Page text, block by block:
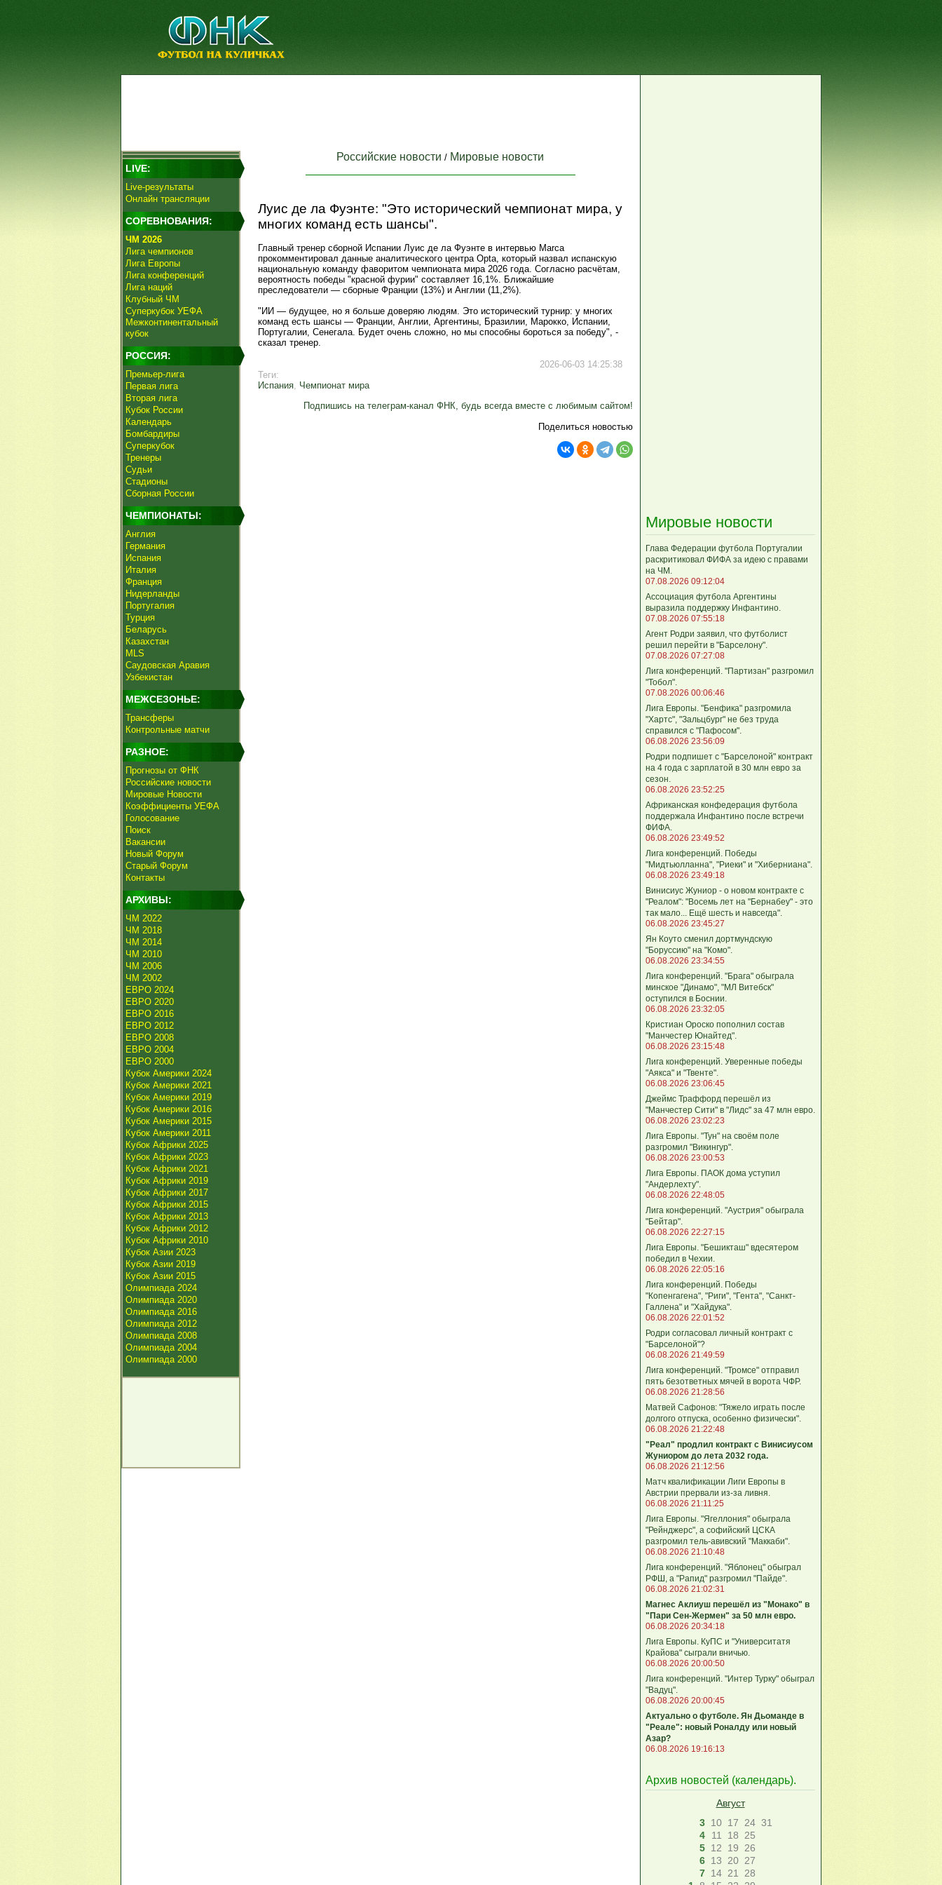
LIVE:
Live-результаты
Онлайн трансляции
СОРЕВНОВАНИЯ:
ЧМ 2026
Лига чемпионов
Лига Европы
Лига конференций
Лига наций
Клубный ЧМ
Суперкубок УЕФА
Межконтинентальный
кубок
РОССИЯ:
Премьер-лига
Первая лига
Вторая лига
Кубок России
Календарь
Бомбардиры
Суперкубок
Тренеры
Судьи
Стадионы
Сборная России
ЧЕМПИОНАТЫ:
Англия
Германия
Испания
Италия
Франция
Нидерланды
Португалия
Турция
Беларусь
Казахстан
MLS
Саудовская Аравия
Узбекистан
МЕЖСЕЗОНЬЕ:
Трансферы
Контрольные матчи
РАЗНОЕ:
Прогнозы от ФНК
Российские новости
Мировые Новости
Коэффициенты УЕФА
Голосование
Поиск
Вакансии
Новый Форум
Старый Форум
Контакты
АРХИВЫ:
ЧМ 2022
ЧМ 2018
ЧМ 2014
ЧМ 2010
ЧМ 2006
ЧМ 2002
ЕВРО 2024
ЕВРО 2020
ЕВРО 2016
ЕВРО 2012
ЕВРО 2008
ЕВРО 2004
ЕВРО 2000
Кубок Америки 2024
Кубок Америки 2021
Кубок Америки 2019
Кубок Америки 2016
Кубок Америки 2015
Кубок Америки 2011
Кубок Африки 2025
Кубок Африки 2023
Кубок Африки 2021
Кубок Африки 2019
Кубок Африки 2017
Кубок Африки 2015
Кубок Африки 2013
Кубок Африки 2012
Кубок Африки 2010
Кубок Азии 2023
Кубок Азии 2019
Кубок Азии 2015
Олимпиада 2024
Олимпиада 2020
Олимпиада 2016
Олимпиада 2012
Олимпиада 2008
Олимпиада 2004
Олимпиада 2000
Российские новости / Мировые новости
Луис де ла Фуэнте: "Это исторический чемпионат мира, у
многих команд есть шансы".
Главный тренер сборной Испании Луис де ла Фуэнте в интервью Marca
прокомментировал данные аналитического центра Opta, который назвал испанскую
национальную команду фаворитом чемпионата мира 2026 года. Согласно расчётам,
вероятность победы "красной фурии" составляет 16,1%. Ближайшие
преследователи — сборные Франции (13%) и Англии (11,2%).
"ИИ — будущее, но я больше доверяю людям. Это исторический турнир: у многих
команд есть шансы — Франции, Англии, Аргентины, Бразилии, Марокко, Испании,
Португалии, Сенегала. Будет очень сложно, но мы способны бороться за победу", -
сказал тренер.
2026-06-03 14:25:38
Теги:
Испания, Чемпионат мира
Подпишись на телеграм-канал ФНК, будь всегда вместе с любимым сайтом!
Поделиться новостью
Мировые новости
Глава Федерации футбола Португалии
раскритиковал ФИФА за идею с правами
на ЧМ.
07.08.2026 09:12:04
Ассоциация футбола Аргентины
выразила поддержку Инфантино.
07.08.2026 07:55:18
Агент Родри заявил, что футболист
решил перейти в "Барселону".
07.08.2026 07:27:08
Лига кoнференций. "Партизан" разгромил
"Тобол".
07.08.2026 00:06:46
Лига Европы. "Бенфика" разгромила
"Хартс", "Зальцбург" не без труда
справился с "Пафосом".
06.08.2026 23:56:09
Родри подпишет с "Барселоной" контракт
на 4 года с зарплатой в 30 млн евро за
сезон.
06.08.2026 23:52:25
Африканская конфедерация футбола
поддержала Инфантино после встречи
ФИФА.
06.08.2026 23:49:52
Лига кoнференций. Победы
"Мидтьюлланна", "Риеки" и "Хиберниана".
06.08.2026 23:49:18
Винисиус Жуниор - о новом контракте с
"Реалом": "Восемь лет на "Бернабеу" - это
так мало... Ещё шесть и навсегда".
06.08.2026 23:45:27
Ян Коуто сменил дортмундскую
"Боруссию" на "Комо".
06.08.2026 23:34:55
Лига кoнференций. "Брага" обыграла
минское "Динамо", "МЛ Витебск"
оступился в Боснии.
06.08.2026 23:32:05
Кристиан Ороско пополнил состав
"Манчестер Юнайтед".
06.08.2026 23:15:48
Лига кoнференций. Уверенные победы
"Аякса" и "Твенте".
06.08.2026 23:06:45
Джеймс Траффорд перешёл из
"Манчестер Сити" в "Лидс" за 47 млн евро.
06.08.2026 23:02:23
Лига Европы. "Тун" на своём поле
разгромил "Викингур".
06.08.2026 23:00:53
Лига Европы. ПАОК дома уступил
"Андерлехту".
06.08.2026 22:48:05
Лига конференций. "Аустрия" обыграла
"Бейтар".
06.08.2026 22:27:15
Лига Европы. "Бешикташ" вдесятером
победил в Чехии.
06.08.2026 22:05:16
Лига конференций. Победы
"Копенгагена", "Риги", "Гента", "Санкт-
Галлена" и "Хайдука".
06.08.2026 22:01:52
Родри согласовал личный контракт с
"Барселоной"?
06.08.2026 21:49:59
Лига конференций. "Тромсе" отправил
пять безответных мячей в ворота ЧФР.
06.08.2026 21:28:56
Матвей Сафонов: "Тяжело играть после
долгого отпуска, особенно физически".
06.08.2026 21:22:48
"Реал" продлил контракт с Винисиусом
Жуниором до лета 2032 года.
06.08.2026 21:12:56
Матч квалификации Лиги Европы в
Австрии прервали из-за ливня.
06.08.2026 21:11:25
Лига Европы. "Ягеллония" обыграла
"Рейнджерс", а софийский ЦСКА
разгромил тель-авивский "Маккаби".
06.08.2026 21:10:48
Лига кoнференций. "Яблонец" обыграл
РФШ, а "Рапид" разгромил "Пайде".
06.08.2026 21:02:31
Магнес Аклиуш перешёл из "Монако" в
"Пари Сен-Жермен" за 50 млн евро.
06.08.2026 20:34:18
Лига Европы. КуПС и "Университатя
Крайова" сыграли вничью.
06.08.2026 20:00:50
Лига конференций. "Интер Турку" обыграл
"Вадуц".
06.08.2026 20:00:45
Актуально о футболе. Ян Дьоманде в
"Реале": новый Роналду или новый
Азар?
06.08.2026 19:16:13
Архив новостей (календарь).
Август
3 10 17 24 31
4
11 18
25
5 12 19
26
6 13 20 27
7 14 21
28